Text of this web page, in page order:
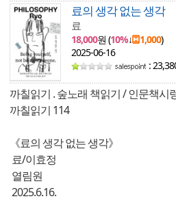
료의 생각 없는 생각
료
18,000원 (10%↓ 1,000)
2025-06-16
:
까칠읽기 . 숲노래 책읽기 / 인문책시
까칠읽기 114
《료의 생각 없는 생각》
료/이효정
열림원
2025.6.16.